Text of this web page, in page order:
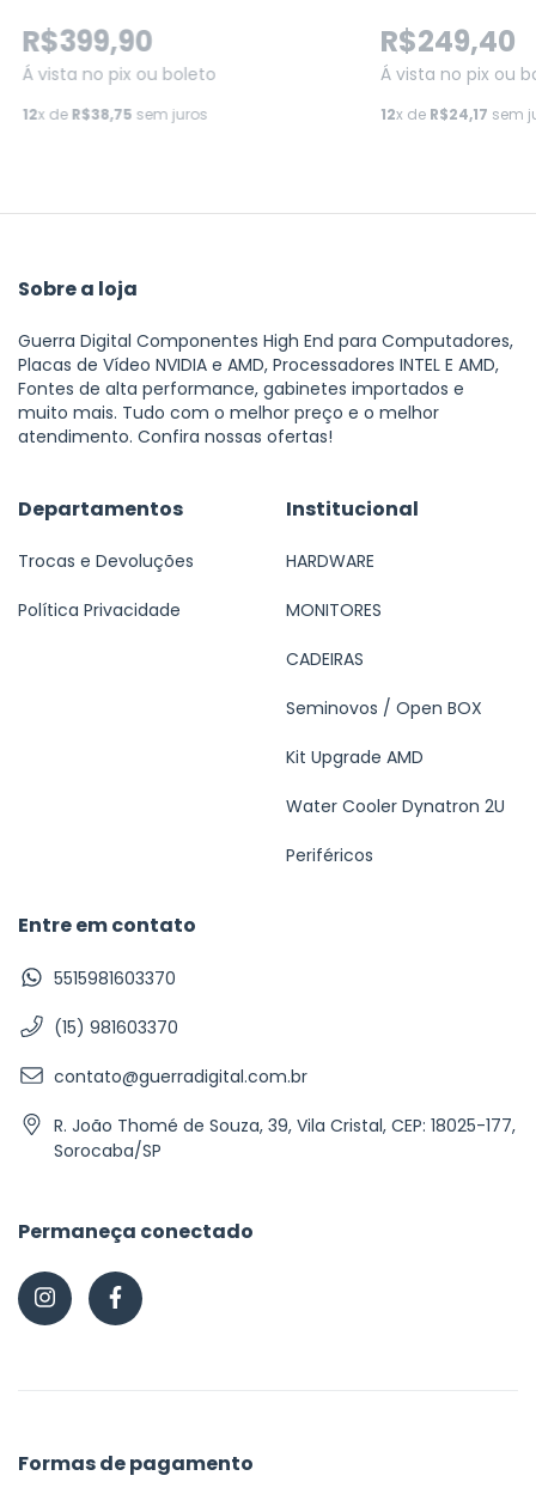
R$399,90
Á vista no pix ou boleto
12x deR$38,75 sem juros
R$249,40
Á vista no pix ou
12x de R$24,17 sem
Sobre a loja
Guerra Digital Componentes High End para Computadores,
Placas de Vídeo NVIDIA e AMD, Processadores INTEL E AMD,
Fontes de alta performance, gabinetes importados e
muito mais. Tudo com o melhor preço e o melhor
atendimento. Confira nossas ofertas!
Departamentos
Trocas e Devoluções
Política Privacidade
Institucional
HARDWARE
MONITORES
CADEIRAS
Seminovos / Open BOX
Kit Upgrade AMD
Water Cooler Dynatron 2U
Periféricos
Entre em contato
5515981603370
(15) 981603370
contato@guerradigital.com.br
R. João Thomé de Souza, 39, Vila Cristal, CEP: 18025-177,
Sorocaba/SP
Permaneça conectado
Formas de pagamento